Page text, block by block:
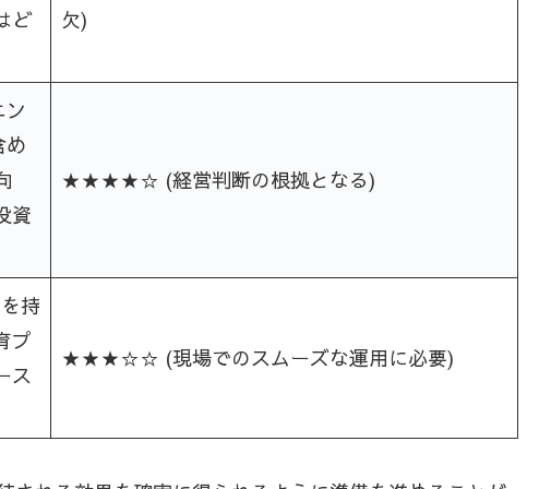
ど
欠)
め
資
★★★★☆ (経営判断の根拠となる)
持
プ
ス
★★★☆☆ (現場でのスムーズな運用に必要)